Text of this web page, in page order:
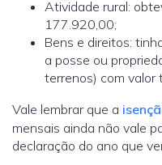
Atividade rural:
177.920,00;
Bens e direitos:
a posse ou
terrenos) com valor
Vale lembrar que a
mensais ainda não vale
declaração do ano que